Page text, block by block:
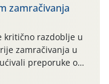
zamračivanja
kritično razdoblje u
zamračivanja u
preporuke o
od najčešćih